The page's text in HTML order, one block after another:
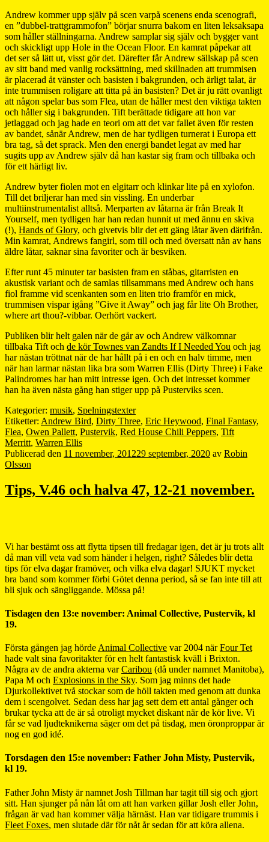
Andrew kommer upp själv på scen varpå scenens enda scenografi,
en ”dubbel-trattgrammofon” börjar snurra bakom en liten leksaksapa
som håller ställningarna. Andrew samplar sig själv och bygger vant
och skickligt upp Hole in the Ocean Floor. En kamrat påpekar att
det ser så lätt ut, visst gör det. Därefter får Andrew sällskap på scen
av sitt band med vanlig rocksättning, med skillnaden att trummisen
är placerad åt vänster och basisten i bakgrunden, och ärligt talat, är
inte trummisen roligare att titta på än basisten? Det är ju rätt ovanligt
att någon spelar bas som Flea, utan de håller mest den viktiga takten
och håller sig i bakgrunden. Tift berättade tidigare att hon var
jetlaggad och jag hade en teori om att det var fallet även för resten
av bandet, sånär Andrew, men de har tydligen turnerat i Europa ett
bra tag, så det sprack. Men den energi bandet legat av med har
sugits upp av Andrew själv då han kastar sig fram och tillbaka och
för ett härligt liv.
Andrew byter fiolen mot en elgitarr och klinkar lite på en xylofon.
Till det briljerar han med sin vissling. En underbar
multiinstrumentalist alltså. Merparten av låtarna är från Break It
Yourself, men tydligen har han redan hunnit ut med ännu en skiva
(!), Hands of Glory, och givetvis blir det ett gäng låtar även därifrån.
Min kamrat, Andrews fangirl, som till och med översatt nån av hans
äldre låtar, saknar sina favoriter och är besviken.
Efter runt 45 minuter tar basisten fram en ståbas, gitarristen en
akustisk variant och de samlas tillsammans med Andrew och hans
fiol framme vid scenkanten som en liten trio framför en mick,
trummisen vispar igång ”Give it Away” och jag får lite Oh Brother,
where art thou?-vibbar. Oerhört vackert.
Publiken blir helt galen när de går av och Andrew välkomnar
tillbaka Tift och de kör Townes van Zandts If I Needed You och jag
har nästan tröttnat när de har hållt på i en och en halv timme, men
när han larmar nästan lika bra som Warren Ellis (Dirty Three) i Fake
Palindromes har han mitt intresse igen. Och det intresset kommer
han ha även nästa gång han stiger upp på Pusterviks scen.
Kategorier: musik, Spelningstexter
Etiketter: Andrew Bird, Dirty Three, Eric Heywood, Final Fantasy,
Flea, Owen Pallett, Pustervik, Red House Chili Peppers, Tift
Merritt, Warren Ellis
Publicerad den 11 november, 201229 september, 2020 av Robin
Olsson
Tips, V.46 och halva 47, 12-21 november.
Vi har bestämt oss att flytta tipsen till fredagar igen, det är ju trots allt
då man vill veta vad som händer i helgen, right? Således blir detta
tips för elva dagar framöver, och vilka elva dagar! SJUKT mycket
bra band som kommer förbi Götet denna period, så se fan inte till att
bli sjuk och sängliggande. Mössa på!
Tisdagen den 13:e november: Animal Collective, Pustervik, kl
19.
Första gången jag hörde Animal Collective var 2004 närFour Tet
hade valt sina favoritakter för en helt fantastisk kväll i Brixton.
Några av de andra akterna varCaribou (då under namnet Manitoba),
Papa M och Explosions in the Sky. Som jag minns det hade
Djurkollektivet två stockar som de höll takten med genom att dunka
dem i scengolvet. Sedan dess har jag sett dem ett antal gånger och
brukar tycka att de är så otroligt mycket diskant när de kör live. Vi
får se vad ljudteknikerna säger om det på tisdag, men öronproppar är
nog en god idé.
Torsdagen den 15:e november: Father John Misty, Pustervik,
kl 19.
Father John Misty är namnet Josh Tillman har tagit till sig och gjort
sitt. Han sjunger på nån låt om att han varken gillar Josh eller John,
frågan är vad han kommer välja härnäst. Han var tidigare trummis i
Fleet Foxes, men slutade där för nåt år sedan för att köra allena.